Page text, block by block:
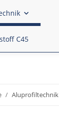
C45
Aluprofiltechnik